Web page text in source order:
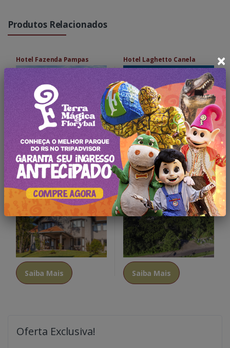
Produtos Relacionados
Hotel Fazenda Pampas
Saiba Mais
Hotel Laghetto Canela
Saiba Mais
Saiba Mais
Tri Hotel Canela
Saiba Mais
Oferta Exclusiva!
×